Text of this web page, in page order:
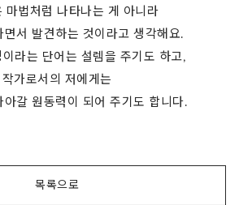
마법처럼 나타나는 게 아니라
면서 발견하는 것이라고 생각해요.
라는 단어는 설렘을 주기도 하고,
작가로서의 저에게는
아갈 원동력이 되어 주기도 합니다.
목록으로